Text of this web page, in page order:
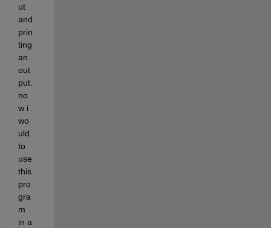
ut
and
prin
ting
an
out
put.
no
w i
wo
uld
to
use
this
pro
gra
m
in a